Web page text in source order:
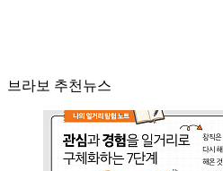
브라보 추천뉴스